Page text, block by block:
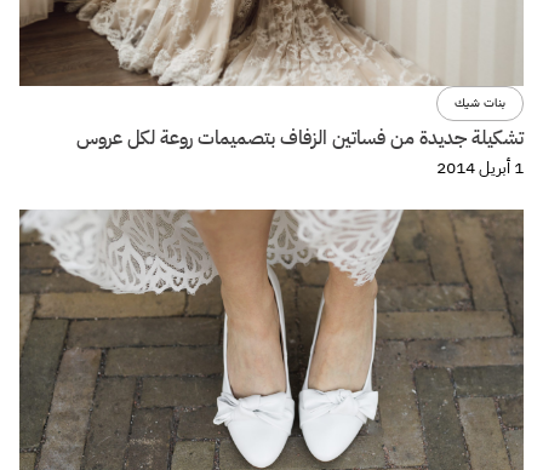
بنات شيك
تشكيلة جديدة من فساتين الزفاف بتصميمات روعة لكل عروس
1 أبريل 2014